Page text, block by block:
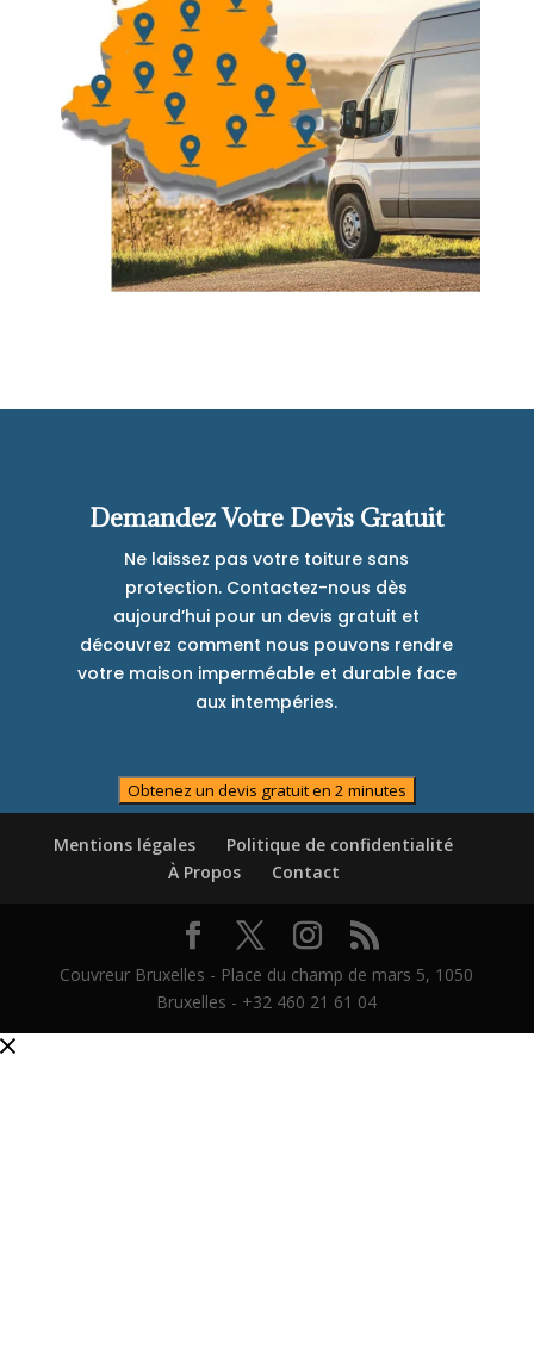
Demandez Votre Devis Gratuit
Ne laissez pas votre toiture sans
protection. Contactez-nous dès
aujourd’hui pour un devis gratuit et
découvrez comment nous pouvons rendre
votre maison imperméable et durable face
aux intempéries.
Obtenez un devis gratuit en 2 minutes
Mentions légales
Politique de confidentialité
À Propos
Contact
Couvreur Bruxelles - Place du champ de mars 5, 1050
Bruxelles - +32 460 21 61 04